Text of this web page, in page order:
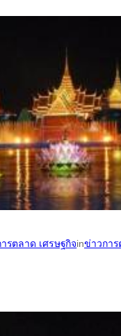
รตลาด เศรษฐกิจinข่าวการ